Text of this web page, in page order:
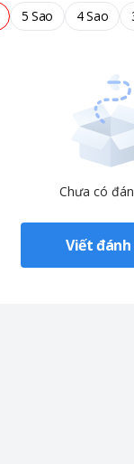
5 Sao 4 Sao
Chưa có
Viết